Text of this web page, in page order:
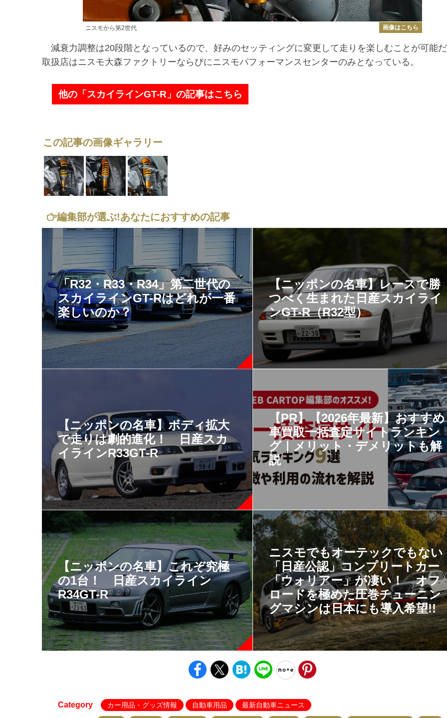
ニスモから第2世代 画像はこちら
減衰力調整は20段階となっているので、好みのセッティングに変更して走りを楽しむことが可能
取扱店はニスモ大森ファクトリーならびにニスモパフォーマンスセンターのみとなっている。
他の「スカイラインGT-R」の記事はこちら
この記事の画像ギャラリー
編集部が選ぶ!あなたにおすすめの記事
「R32・R33・R34」第二世代の
スカイラインGT-Rはどれが一番
楽しいのか？
【ニッポンの名車】レースで勝
つべく生まれた日産スカイライ
ンGT-R（R32型）
【ニッポンの名車】ボディ拡大
で走りは劇的進化！ 日産スカ
イラインR33GT-R
【PR】【2026年最新】おすすめ
車買取一括査定サイトランキン
グ｜メリット・デメリットも解
説
【ニッポンの名車】これぞ究極
の1台！ 日産スカイライン
R34GT-R
ニスモでもオーテックでもない
「日産公認」コンプリートカー
「ウォリアー」が凄い！ オフ
ロードを極めた圧巻チューニン
グマシンは日本にも導入希望!!
Category カー用品・グッズ情報 自動車用品 最新自動車ニュース